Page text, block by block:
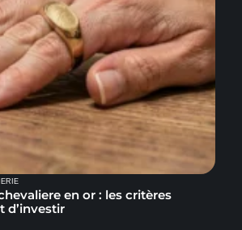
en or : les critères
d’investir